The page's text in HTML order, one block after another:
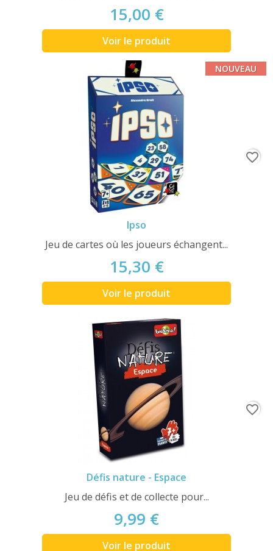
15,00 €
Voir le produit
Ipso
Jeu de cartes où les joueurs échangent...
15,30 €
Voir le produit
NOUVEAU
favorite_border
Défis nature - Espace
Jeu de défis et de collecte pour...
9,99 €
Voir le produit
favorite_border